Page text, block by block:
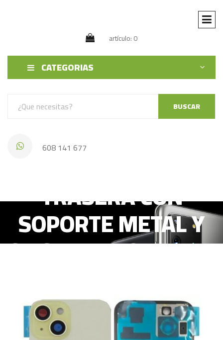
artículo: 0
CATEGORIAS
BUSCAR
608 141 677
TRASERA CON
SOPORTE METAL Y
CRISTAL DE CAMARA